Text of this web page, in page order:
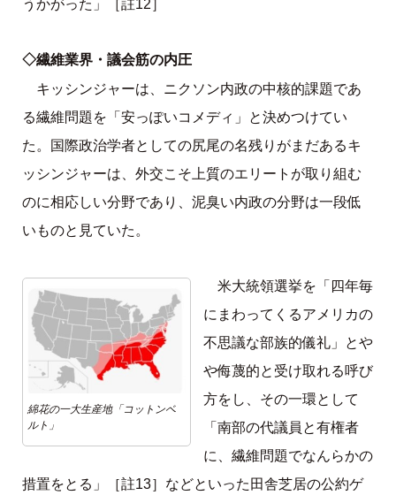
うかがった」［註12］
◇繊維業界・議会筋の内圧
キッシンジャーは、ニクソン内政の中核的課題であ
る繊維問題を「安っぽいコメディ」と決めつけてい
た。国際政治学者としての尻尾の名残りがまだあるキ
ッシンジャーは、外交こそ上質のエリートが取り組む
のに相応しい分野であり、泥臭い内政の分野は一段低
いものと見ていた。
綿花の一大生産地「コットンベ
ルト」
米大統領選挙を「四年毎
にまわってくるアメリカの
不思議な部族的儀礼」とや
や侮蔑的と受け取れる呼び
方をし、その一環として
「南部の代議員と有権者
に、繊維問題でなんらかの
措置をとる」［註13］などといった田舎芝居の公約ゲ